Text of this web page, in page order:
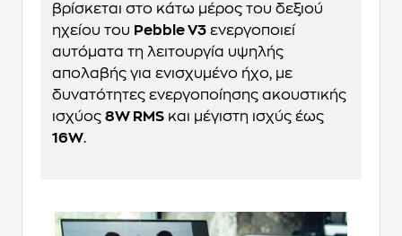
βρίσκεται στο κάτω μέρος του δεξιού
ηχείου του Pebble V3 ενεργοποιεί
αυτόματα τη λειτουργία υψηλής
απολαβής για ενισχυμένο ήχο, με
δυνατότητες ενεργοποίησης ακουστικής
ισχύος 8W RMS και μέγιστη ισχύς έως
16W.